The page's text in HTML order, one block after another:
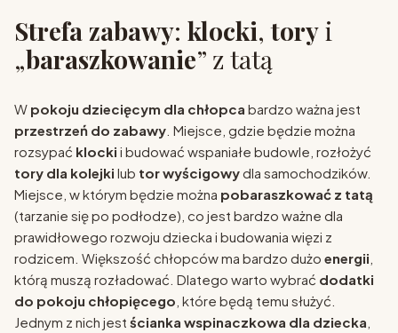
Strefa zabawy: klocki,toryi
„baraszkowanie” z tatą
W pokoju dziecięcym dla chłopca bardzo ważna jest
przestrzeń do zabawy . Miejsce, gdzie będzie można
rozsypać klocki i budować wspaniałe budowle, rozłożyć
tory dla kolejki lub tor wyścigowydla samochodzików.
Miejsce, w którym będzie można pobaraszkować z tatą
(tarzanie się po podłodze), co jest bardzo ważne dla
prawidłowego rozwoju dziecka i budowania więzi z
rodzicem. Większość chłopców ma bardzo dużo energii
którą muszą rozładować. Dlatego warto wybrać dodatki
do pokoju chłopięcego , które będą temu służyć.
Jednym z nich jest ścianka wspinaczkowa dla dziecka